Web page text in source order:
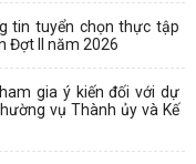
tin tuyển chọn thực tập
Đợt II năm 2026
gia ý kiến đối với dự
vụ Thành ủy và Kế